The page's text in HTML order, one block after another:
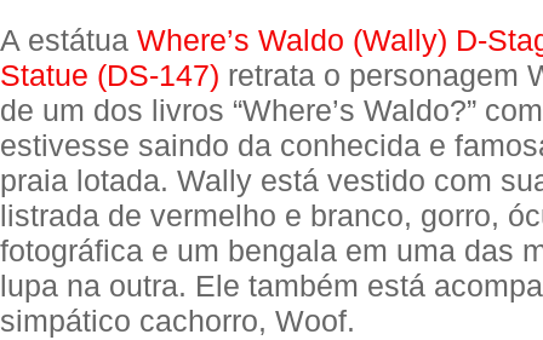
A estátua Where’s Waldo (Wally) D-
Statue (DS-147) retrata o personagem
de um dos livros “Where’s Waldo?”
estivesse saindo da conhecida e
praia lotada. Wally está vestido com
listrada de vermelho e branco, gorro,
fotográfica e um bengala em uma das
lupa na outra. Ele também está
simpático cachorro, Woof.